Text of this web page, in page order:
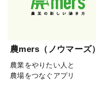
農mers（ノウマーズ）
農業をやりたい人と
農場をつなぐアプリ